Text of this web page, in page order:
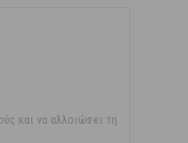
και να αλλοιώσει τη